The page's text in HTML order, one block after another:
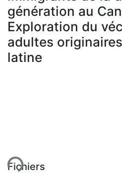
génération au
Exploration du
adultes
latine
Fichiers